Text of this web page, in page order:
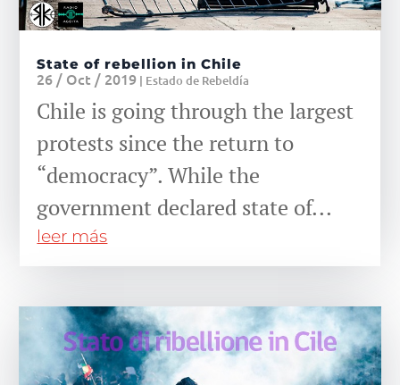
State of rebellion in Chile
26 / Oct / 2019 | Estado de Rebeldía
Chile is going through the largest
protests since the return to
“democracy”. While the
government declared state of...
leer más